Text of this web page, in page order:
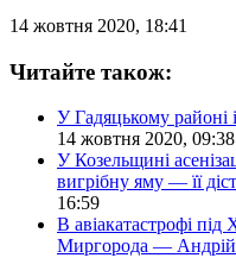
14 жовтня 2020, 18:41
Читайте також:
У Гадяцькому районі
14 жовтня 2020, 09:38
У Козельщині
вигрібну яму — її
16:59
В авіакатастрофі
Миргорода —